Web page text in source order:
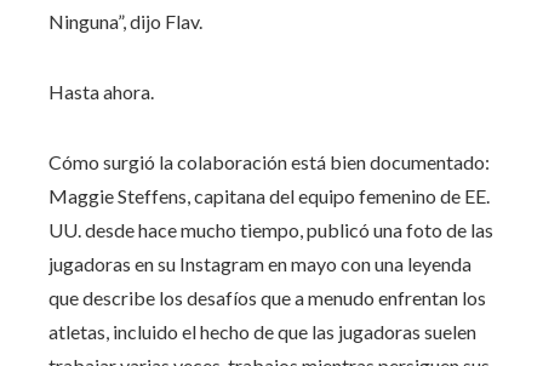
Ninguna”, dijo Flav.
Hasta ahora.
Cómo surgió la colaboración está bien documentado:
Maggie Steffens, capitana del equipo femenino de EE.
UU. desde hace mucho tiempo, publicó una foto de las
jugadoras en su Instagram en mayo con una leyenda
que describe los desafíos que a menudo enfrentan los
atletas, incluido el hecho de que las jugadoras suelen